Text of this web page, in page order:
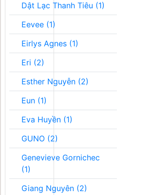
Dật Lạc Thanh Tiêu (1)
Eevee (1)
Eirlys Agnes (1)
Eri (2)
Esther Nguyễn (2)
Eun (1)
Eva Huyền (1)
GUNO (2)
Genevieve Gornichec
(1)
Giang Nguyên (2)